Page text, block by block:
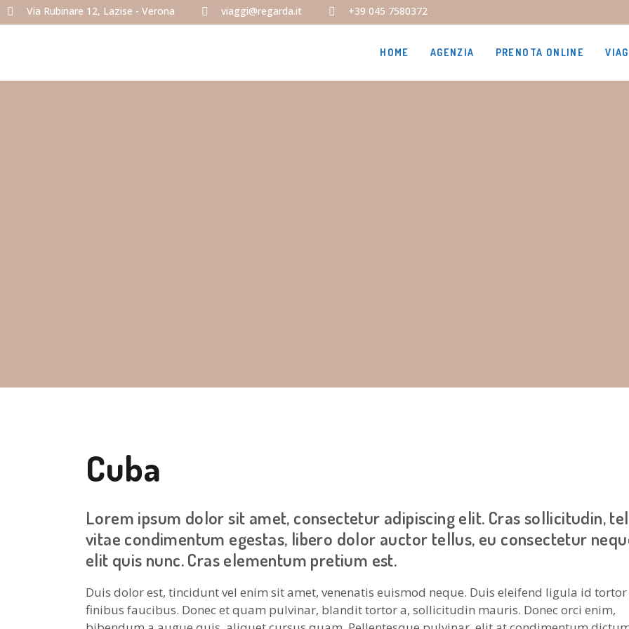
Via Rubinare 12, Lazise - Verona viaggi@regarda.it +39 045 7580372
HOME AGENZIA PRENOTA ONLINE
Cuba
Lorem ipsum dolor sit amet, consectetur adipiscing elit. Cras sollicitudin,
vitae condimentum egestas, libero dolor auctor tellus, eu consectetur
elit quis nunc. Cras elementum pretium est.
Duis dolor est, tincidunt vel enim sit amet, venenatis euismod neque. Duis eleifend ligula id tortor
finibus faucibus. Donec et quam pulvinar, blandit tortor a, sollicitudin mauris. Donec orci enim,